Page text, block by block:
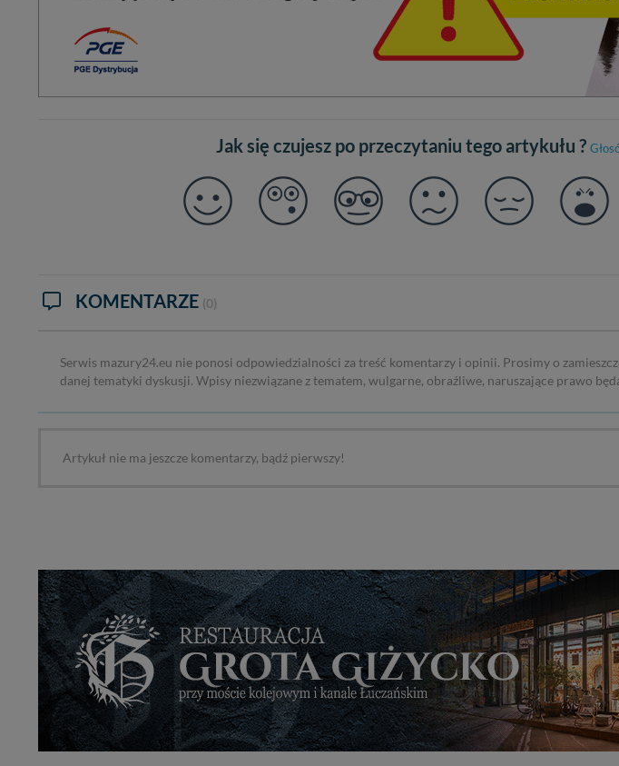
Jak się czujesz po przeczytaniu tego artykułu ?
KOMENTARZE (0)
Serwis mazury24.eu nie ponosi odpowiedzialności za treść komentarzy i opinii. Prosimy o
danej tematyki dyskusji. Wpisy niezwiązane z tematem, wulgarne, obraźliwe, naruszające prawo
Artykuł nie ma jeszcze komentarzy, bądź pierwszy!